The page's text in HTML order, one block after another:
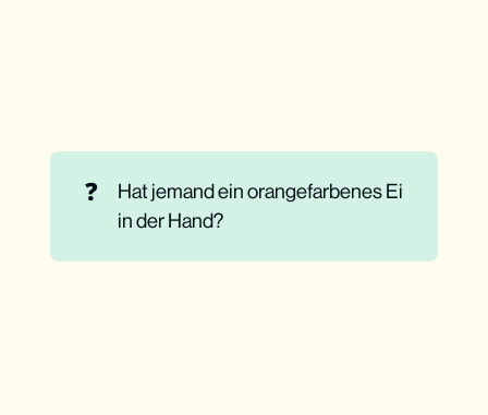
❓
Hat jemand ein orangefarbenes Ei
in der Hand?